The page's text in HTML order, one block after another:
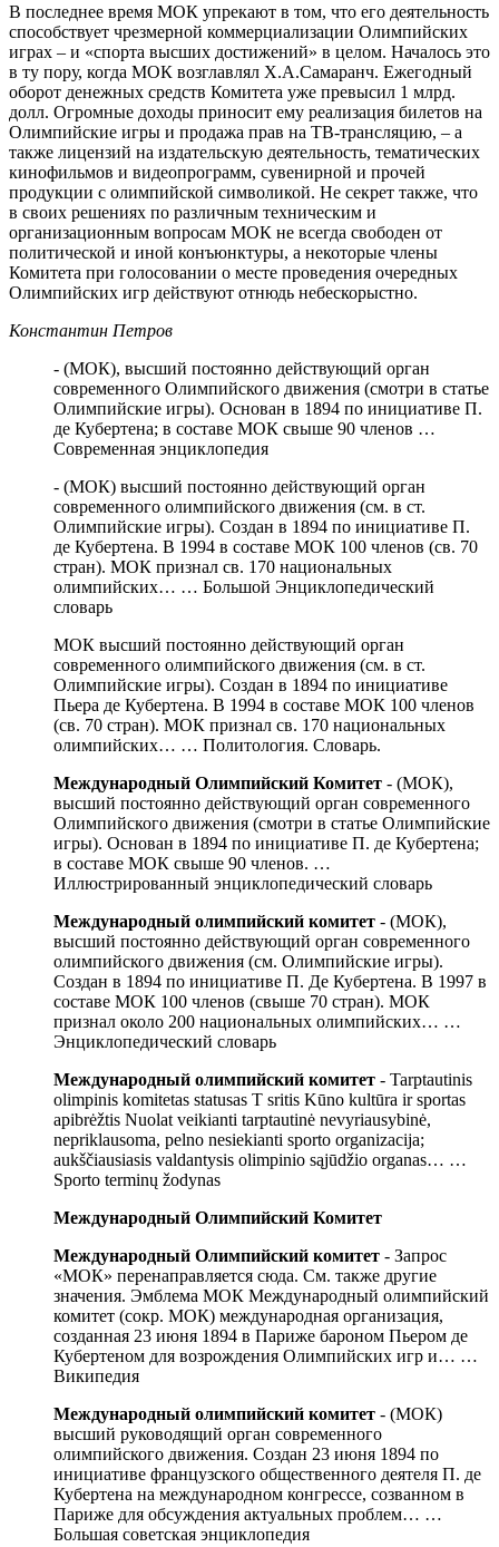
В последнее время МОК упрекают в том, что его деятельность
способствует чрезмерной коммерциализации Олимпийских
играх – и «спорта высших достижений» в целом. Началось это
в ту пору, когда МОК возглавлял Х.А.Самаранч. Ежегодный
оборот денежных средств Комитета уже превысил 1 млрд.
долл. Огромные доходы приносит ему реализация билетов на
Олимпийские игры и продажа прав на ТВ-трансляцию, – а
также лицензий на издательскую деятельность, тематических
кинофильмов и видеопрограмм, сувенирной и прочей
продукции с олимпийской символикой. Не секрет также, что
в своих решениях по различным техническим и
организационным вопросам МОК не всегда свободен от
политической и иной конъюнктуры, а некоторые члены
Комитета при голосовании о месте проведения очередных
Олимпийских игр действуют отнюдь небескорыстно.
Константин Петров
- (МОК), высший постоянно действующий орган
современного Олимпийского движения (смотри в статье
Олимпийские игры). Основан в 1894 по инициативе П.
де Кубертена; в составе МОК свыше 90 членов …
Современная энциклопедия
- (МОК) высший постоянно действующий орган
современного олимпийского движения (см. в ст.
Олимпийские игры). Создан в 1894 по инициативе П.
де Кубертена. В 1994 в составе МОК 100 членов (св. 70
стран). МОК признал св. 170 национальных
олимпийских… … Большой Энциклопедический
словарь
МОК высший постоянно действующий орган
современного олимпийского движения (см. в ст.
Олимпийские игры). Создан в 1894 по инициативе
Пьера де Кубертена. В 1994 в составе МОК 100 членов
(св. 70 стран). МОК признал св. 170 национальных
олимпийских… … Политология. Словарь.
Международный Олимпийский Комитет - (МОК),
высший постоянно действующий орган современного
Олимпийского движения (смотри в статье Олимпийские
игры). Основан в 1894 по инициативе П. де Кубертена;
в составе МОК свыше 90 членов. …
Иллюстрированный энциклопедический словарь
Международный олимпийский комитет - (МОК),
высший постоянно действующий орган современного
олимпийского движения (см. Олимпийские игры).
Создан в 1894 по инициативе П. Де Кубертена. В 1997 в
составе МОК 100 членов (свыше 70 стран). МОК
признал около 200 национальных олимпийских… …
Энциклопедический словарь
Международный олимпийский комитет - Tarptautinis
olimpinis komitetas statusas T sritis Kūno kultūra ir sportas
apibrėžtis Nuolat veikianti tarptautinė nevyriausybinė,
nepriklausoma, pelno nesiekianti sporto organizacija;
aukščiausiasis valdantysis olimpinio sąjūdžio organas… …
Sporto terminų žodynas
Международный Олимпийский Комитет
Международный Олимпийский комитет - Запрос
«МОК» перенаправляется сюда. Cм. также другие
значения. Эмблема МОК Международный олимпийский
комитет (сокр. МОК) международная организация,
созданная 23 июня 1894 в Париже бароном Пьером де
Кубертеном для возрождения Олимпийских игр и… …
Википедия
Международный олимпийский комитет - (МОК)
высший руководящий орган современного
олимпийского движения. Создан 23 июня 1894 по
инициативе французского общественного деятеля П. де
Кубертена на международном конгрессе, созванном в
Париже для обсуждения актуальных проблем… …
Большая советская энциклопедия